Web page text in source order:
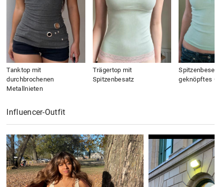
Tanktop mit
durchbrochenen
Metallnieten
Trägertop mit
Spitzenbesatz
geknöpftes
Influencer-Outfit